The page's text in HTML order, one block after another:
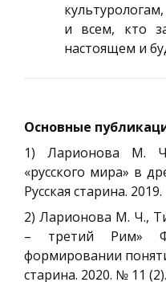
и всем, кто
настоящем и
Основные
1) Ларионова М.
«русского мира» в
Русская старина.
2) Ларионова М. Ч.,
– третий Рим»
формировании
старина. 2020. № 11